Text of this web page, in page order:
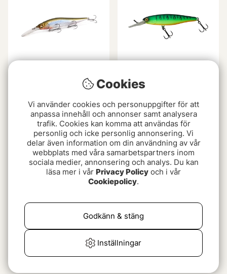
Oneten+2 Jr
299 kr
Jackall Squirrel 76 SP
269 kr
Bold susp 11cm, 15gr,
Ghost Shad V2
Gunki Gamera 72 SP MR
Cookies
Vi använder cookies och personuppgifter för att
anpassa innehåll och annonser samt analysera
trafik. Cookies kan komma att användas för
personlig och icke personlig annonsering. Vi
delar även information om din användning av vår
webbplats med våra samarbetspartners inom
sociala medier, annonsering och analys. Du kan
läsa mer i vår Privacy Policy och i vår
Cookiepolicy.
Inställningar
Godkänn & stäng